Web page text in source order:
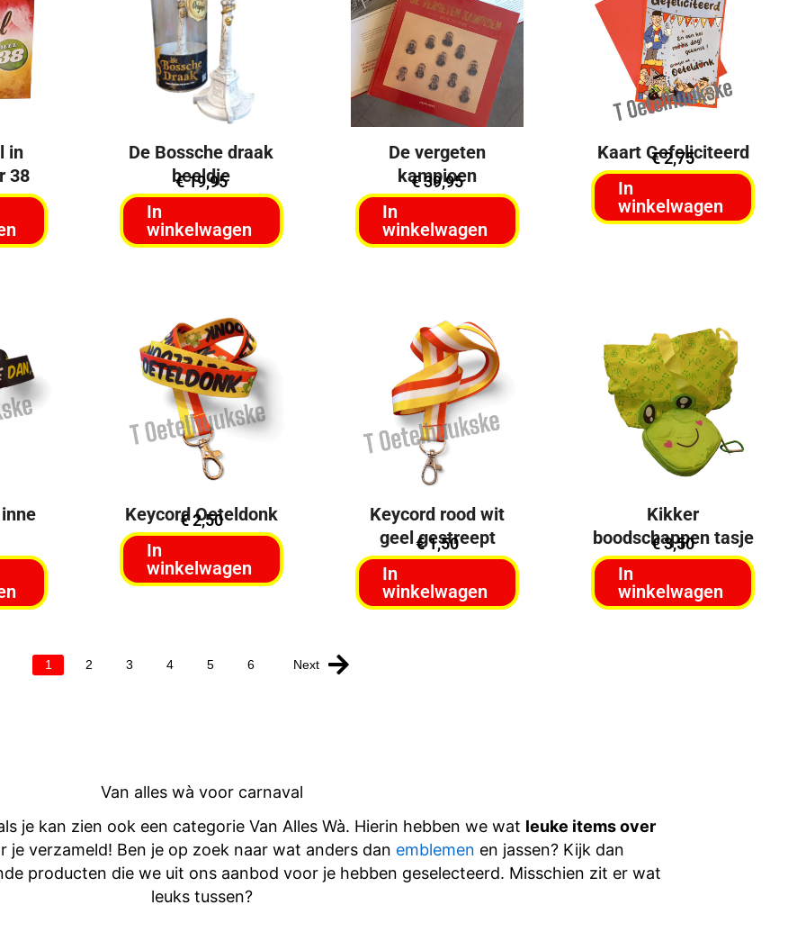
in
38
De Bossche draak
beeldje
€19,95
In
winkelwagen
De vergeten
kampioen
€39,95
In
winkelwagen
Kaart Gefeliciteerd
€2,75
In
winkelwagen
Keycord Oeteldonk
€2,50
In
winkelwagen
Keycord rood wit
geel gestreept
€1,50
In
winkelwagen
Kikker
boodschappen tasje
€3,50
In
winkelwagen
1 2 3 4 5 6 Next
Van alles wà voor carnaval
je kan zien ook een categorie Van Alles Wà. Hierin hebben we wat leuke items over
je verzameld! Ben je op zoek naar wat anders dan emblemen en jassen? Kijk dan
producten die we uit ons aanbod voor je hebben geselecteerd. Misschien zit er wat
leuks tussen?